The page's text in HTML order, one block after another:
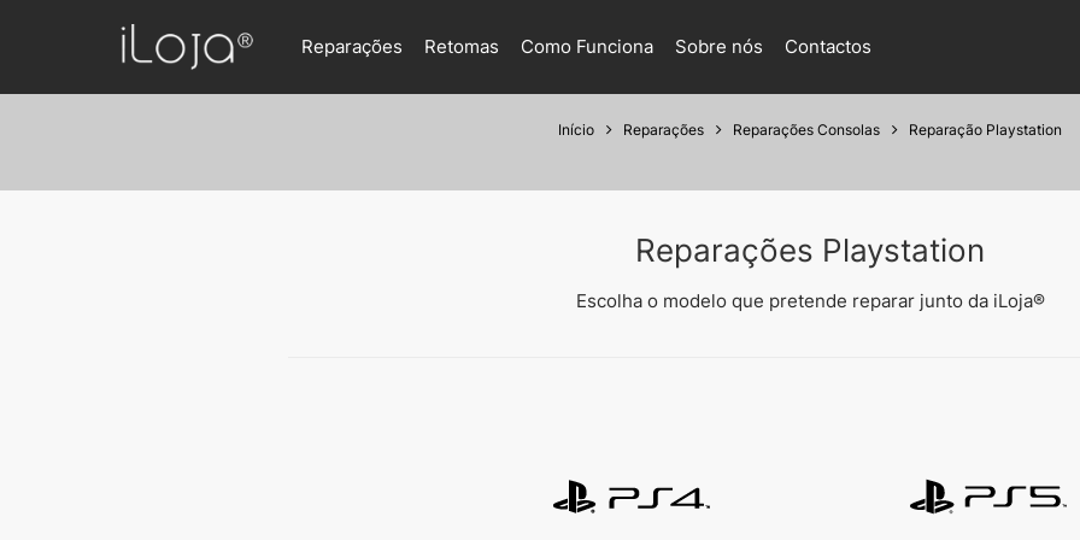
Reparações Retomas Como Funciona Sobre nós Contactos
Início Reparações Reparações Consolas Reparação Playstation
Reparações Playstation
Escolha o modelo que pretende reparar junto da iLoja®